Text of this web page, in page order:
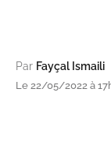
Par Fayçal Ismaili
Le 22/05/2022 à